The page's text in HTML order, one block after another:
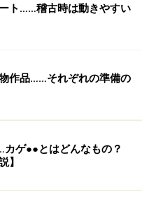
ト……稽古時は動きやすい
作品……それぞれの準備の
ゲ●●とはどんなもの？
】